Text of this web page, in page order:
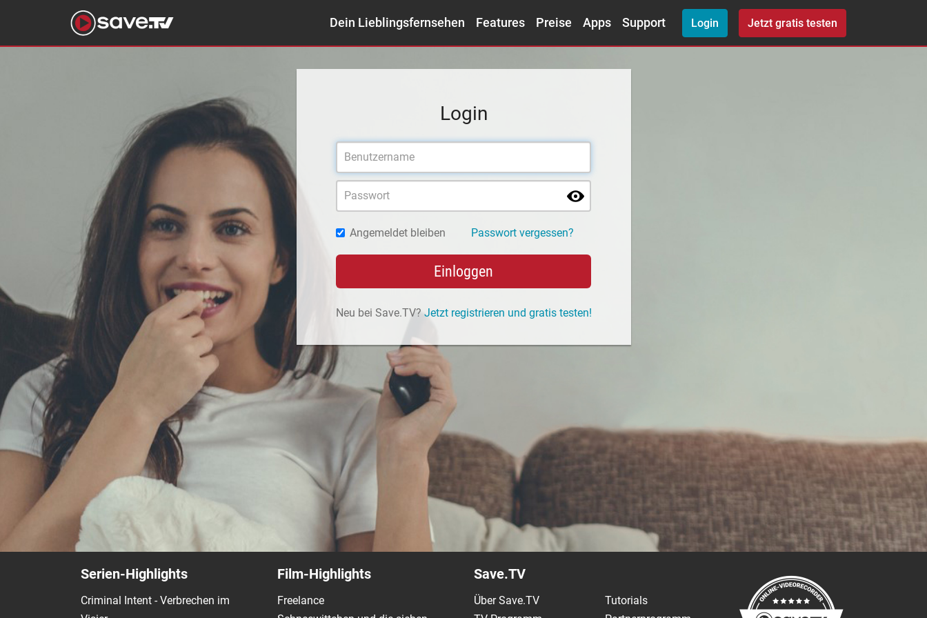
Dein Lieblingsfernsehen Features Preise Apps Support Login Jetzt gratis testen
Login
Angemeldet bleiben Passwort vergessen?
Einloggen
Neu bei Save.TV? Jetzt registrieren und gratis testen!
Serien-Highlights
Criminal Intent - Verbrechen im
Film-Highlights
Freelance
Save.TV
Über Save.TV
Tutorials